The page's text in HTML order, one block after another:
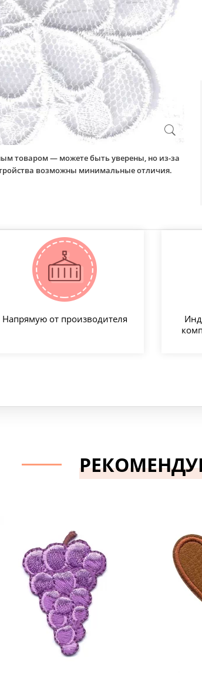
товаром — можете быть уверены, но из-за
возможны минимальные отличия.
Напрямую от производителя